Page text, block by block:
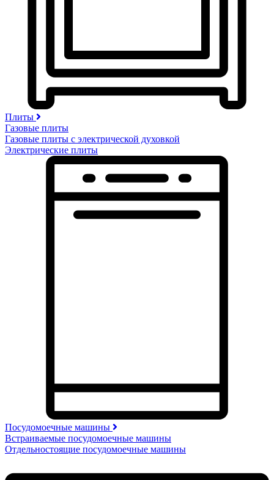
Плиты
Газовые плиты
Газовые плиты с электрической духовкой
Электрические плиты
Посудомоечные машины
Встраиваемые посудомоечные машины
Отдельностоящие посудомоечные машины